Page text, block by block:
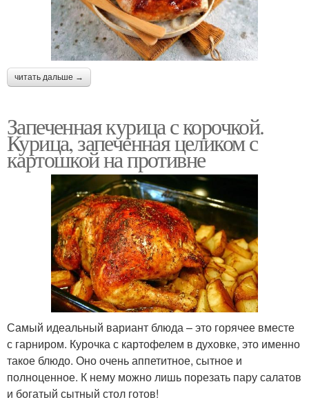
читать дальше →
Запеченная курица с корочкой.
Курица, запеченная целиком с
картошкой на противне
Самый идеальный вариант блюда – это горячее вместе
с гарниром. Курочка с картофелем в духовке, это именно
такое блюдо. Оно очень аппетитное, сытное и
полноценное. К нему можно лишь порезать пару салатов
и богатый сытный стол готов!